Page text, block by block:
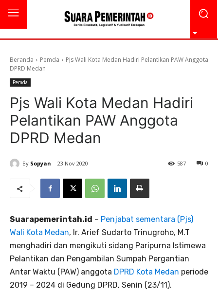
Beranda Pemda
Pjs Wali Kota Medan Hadiri Pelantikan PAW Anggota
DPRD Medan
Pemda
Pjs Wali Kota Medan Hadiri
Pelantikan PAW Anggota
DPRD Medan
By Sopyan 23 Nov 2020 0
587
Suarapemerintah.id – Penjabat sementara (Pjs)
Wali Kota Medan, Ir. Arief Sudarto Trinugroho, M.T
menghadiri dan mengikuti sidang Paripurna Istimewa
Pelantikan dan Pengambilan Sumpah Pergantian
Antar Waktu (PAW) anggota DPRD Kota Medan periode
2019 – 2024 di Gedung DPRD, Senin (23/11).